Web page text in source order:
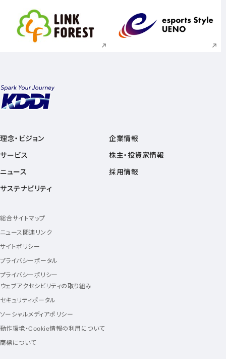
新規ウィンドウで開く 新規ウィンドウで
理念・ビジョン
サービス
ニュース
サステナビリティ
企業情報
株主・投資家情報
採用情報
総合サイトマップ
ニュース関連リンク
サイトポリシー
プライバシーポータル
プライバシーポリシー
ウェブアクセシビリティの取り組み
セキュリティポータル
ソーシャルメディアポリシー
動作環境・Cookie情報の利用について
商標について